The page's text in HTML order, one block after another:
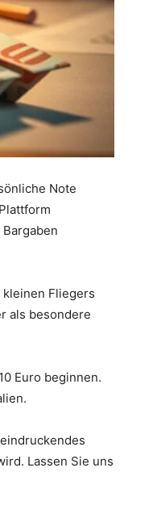
Note
Fliegers
als besondere
Euro beginnen.
Lassen Sie uns